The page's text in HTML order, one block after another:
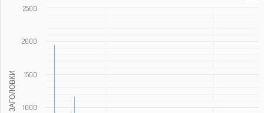
ЗАГОЛОВКИ 1000
1500
2000
2500